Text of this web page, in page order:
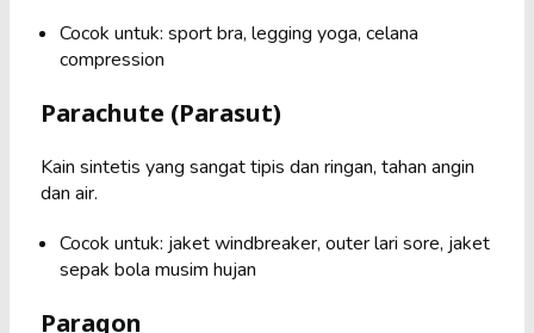
Cocok untuk: sport bra, legging yoga, celana
compression
Parachute (Parasut)
Kain sintetis yang sangat tipis dan ringan, tahan angin
dan air.
Cocok untuk: jaket windbreaker, outer lari sore, jaket
sepak bola musim hujan
Paragon